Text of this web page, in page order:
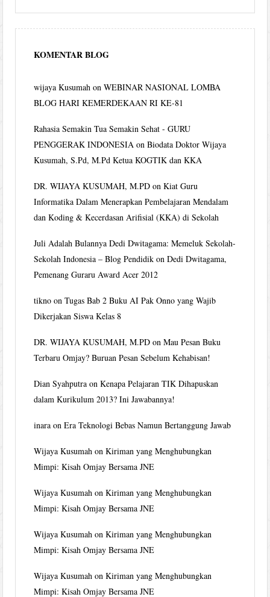
KOMENTAR BLOG
wijaya Kusumah onWEBINAR NASIONAL LOMBA
BLOG HARI KEMERDEKAAN RI KE-81
Rahasia Semakin Tua Semakin Sehat - GURU
PENGGERAK INDONESIA onBiodata Doktor Wijaya
Kusumah, S.Pd, M.Pd Ketua KOGTIK dan KKA
DR. WIJAYA KUSUMAH, M.PD onKiat Guru
Informatika Dalam Menerapkan Pembelajaran Mendalam
dan Koding & Kecerdasan Arifisial (KKA) di Sekolah
Juli Adalah Bulannya Dedi Dwitagama: Memeluk Sekolah-
Sekolah Indonesia – Blog Pendidik onDedi Dwitagama,
Pemenang Guraru Award Acer 2012
tikno onTugas Bab 2 Buku AI Pak Onno yang Wajib
Dikerjakan Siswa Kelas 8
DR. WIJAYA KUSUMAH, M.PD onMau Pesan Buku
Terbaru Omjay? Buruan Pesan Sebelum Kehabisan!
Dian Syahputra onKenapa Pelajaran TIK Dihapuskan
dalam Kurikulum 2013? Ini Jawabannya!
inara onEra Teknologi Bebas Namun Bertanggung Jawab
Wijaya Kusumah onKiriman yang Menghubungkan
Mimpi: Kisah Omjay Bersama JNE
Wijaya Kusumah onKiriman yang Menghubungkan
Mimpi: Kisah Omjay Bersama JNE
Wijaya Kusumah onKiriman yang Menghubungkan
Mimpi: Kisah Omjay Bersama JNE
Wijaya Kusumah onKiriman yang Menghubungkan
Mimpi: Kisah Omjay Bersama JNE